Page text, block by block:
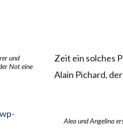
und
Not eine
Alea und Angelina
Zeit ein solches
Alain Pichard,